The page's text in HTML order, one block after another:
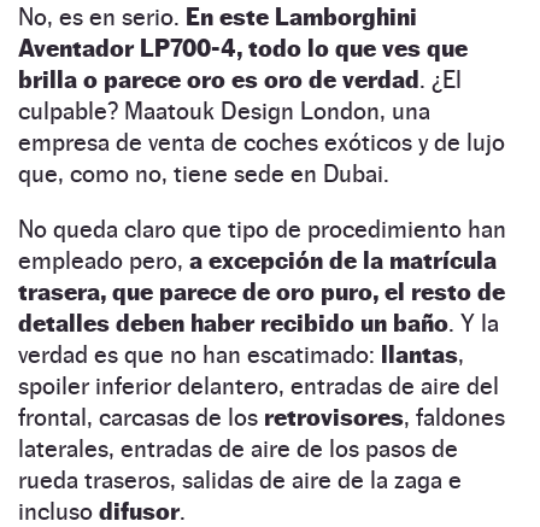
No, es en serio. En este Lamborghini
Aventador LP700-4, todo lo que ves que
brilla o parece oro es oro de verdad. ¿El
culpable? Maatouk Design London, una
empresa de venta de coches exóticos y de lujo
que, como no, tiene sede en Dubai.
No queda claro que tipo de procedimiento han
empleado pero, a excepción de la matrícula
trasera, que parece de oro puro, el resto de
detalles deben haber recibido un baño. Y la
verdad es que no han escatimado: llantas,
spoiler inferior delantero, entradas de aire del
frontal, carcasas de los retrovisores, faldones
laterales, entradas de aire de los pasos de
rueda traseros, salidas de aire de la zaga e
incluso difusor.